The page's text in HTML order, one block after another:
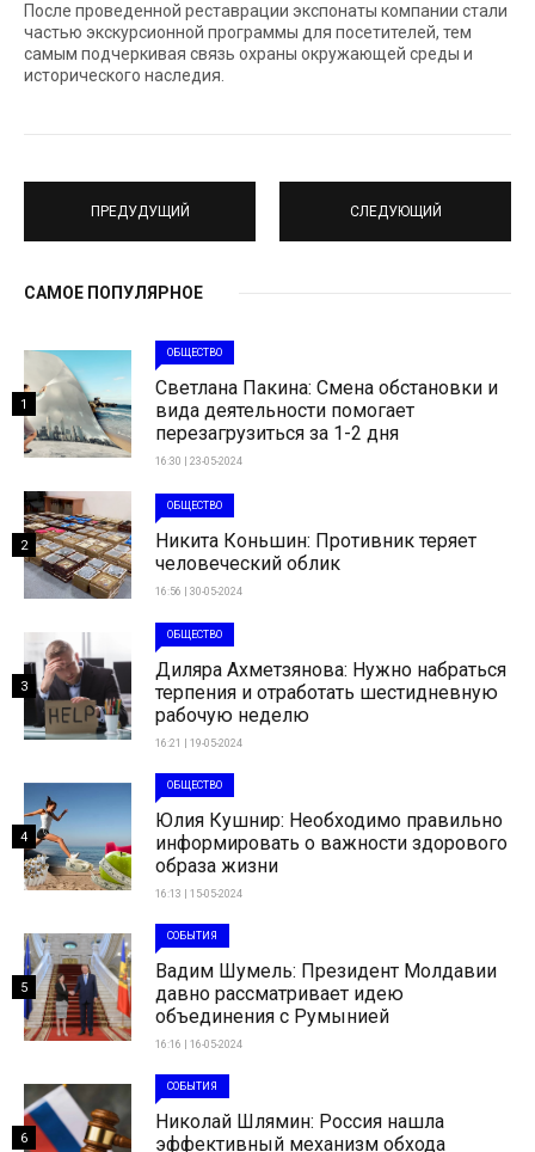
После проведенной реставрации экспонаты компании стали
частью экскурсионной программы для посетителей, тем
самым подчеркивая связь охраны окружающей среды и
исторического наследия.
ПРЕДУДУЩИЙ СЛЕДУЮЩИЙ
САМОЕ ПОПУЛЯРНОЕ
ОБЩЕСТВО
Светлана Пакина: Смена обстановки и
вида деятельности помогает
перезагрузиться за 1-2 дня
16:30 | 23-05-2024
1
ОБЩЕСТВО
Никита Коньшин: Противник теряет
человеческий облик
16:56 | 30-05-2024
2
ОБЩЕСТВО
Диляра Ахметзянова: Нужно набраться
терпения и отработать шестидневную
рабочую неделю
16:21 | 19-05-2024
3
ОБЩЕСТВО
Юлия Кушнир: Необходимо правильно
информировать о важности здорового
образа жизни
16:13 | 15-05-2024
4
СОБЫТИЯ
Вадим Шумель: Президент Молдавии
давно рассматривает идею
объединения с Румынией
16:16 | 16-05-2024
5
СОБЫТИЯ
Николай Шлямин: Россия нашла
эффективный механизм обхода
6